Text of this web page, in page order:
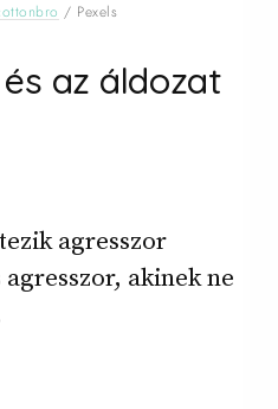
/ Pexels
az áldozat
agresszor
akinek ne